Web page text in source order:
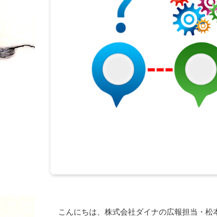
こんにちは、株式会社ダイナの広報担当・松